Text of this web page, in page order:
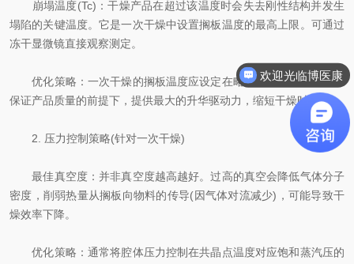
崩塌温度(Tc)：干燥产品在超过该温度时会失去刚性结构并发生
塌陷的关键温度。它是一次干燥中设置搁板温度的最高上限。可通过
冻干显微镜直接观察测定。
优化策略：一次干燥的搁板温度应设定在略低于Tc的水平，以在
保证产品质量的前提下，提供最大的升华驱动力，缩短干燥时间。
2. 压力控制策略(针对一次干燥)
最佳真空度：并非真空度越高越好。过高的真空会降低气体分子
密度，削弱热量从搁板向物料的传导(因气体对流减少)，可能导致干
燥效率下降。
优化策略：通常将腔体压力控制在共晶点温度对应饱和蒸汽压的
欢迎光临博医康